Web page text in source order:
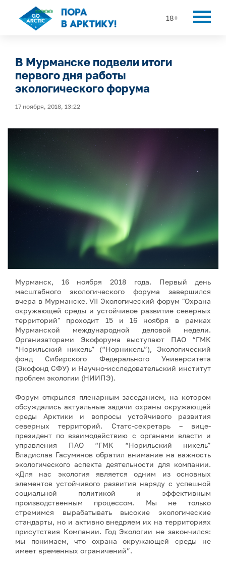
18+
В Мурманске подвели итоги
первого дня работы
экологического форума
17 ноября, 2018, 13:22
Мурманск, 16 ноября 2018 года. Первый день
масштабного экологического форума завершился
вчера в Мурманске. VII Экологический форум "Охрана
окружающей среды и устойчивое развитие северных
территорий" проходит 15 и 16 ноября в рамках
Мурманской международной деловой недели.
Организаторами Экофорума выступают ПАО “ГМК
“Норильский никель” (“Норникель”), Экологический
фонд Сибирского Федерального Университета
(Экофонд СФУ) и Научно-исследовательский институт
проблем экологии (НИИПЭ).
Форум открылся пленарным заседанием, на котором
обсуждались актуальные задачи охраны окружающей
среды Арктики и вопросы устойчивого развития
северных территорий. Статс-секретарь – вице-
президент по взаимодействию с органами власти и
управления ПАО “ГМК “Норильский никель”
Владислав Гасумянов обратил внимание на важность
экологического аспекта деятельности для компании.
«Для нас экология является одним из основных
элементов устойчивого развития наряду с успешной
социальной политикой и эффективным
производственным процессом. Мы не только
стремимся вырабатывать высокие экологические
стандарты, но и активно внедряем их на территориях
присутствия Компании. Год Экологии не закончился:
мы понимаем, что охрана окружающей среды не
имеет временных ограничений”.